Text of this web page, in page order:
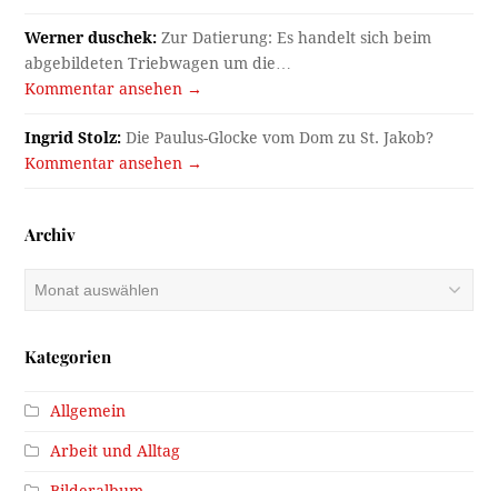
Werner duschek: Zur Datierung: Es handelt sich beim
abgebildeten Triebwagen um die…
Kommentar ansehen →
Ingrid Stolz: Die Paulus-Glocke vom Dom zu St. Jakob?
Kommentar ansehen →
Archiv
Archiv
Kategorien
Allgemein
Arbeit und Alltag